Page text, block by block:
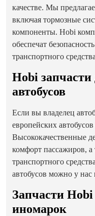
качестве. Мы
включая тормозные
компоненты. Hobi
обеспечат
транспортного
Hobi запчасти
автобусов
Если вы владелец
европейских
Высококачественные
комфорт пассажиров,
транспортного
автобусов можно у
Запчасти Hobi
иномарок